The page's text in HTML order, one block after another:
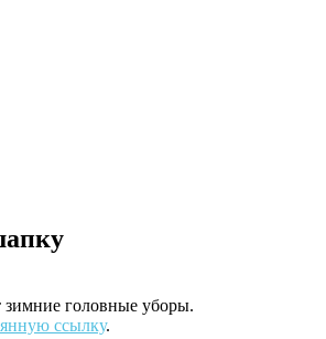
головные уборы.
ссылку.